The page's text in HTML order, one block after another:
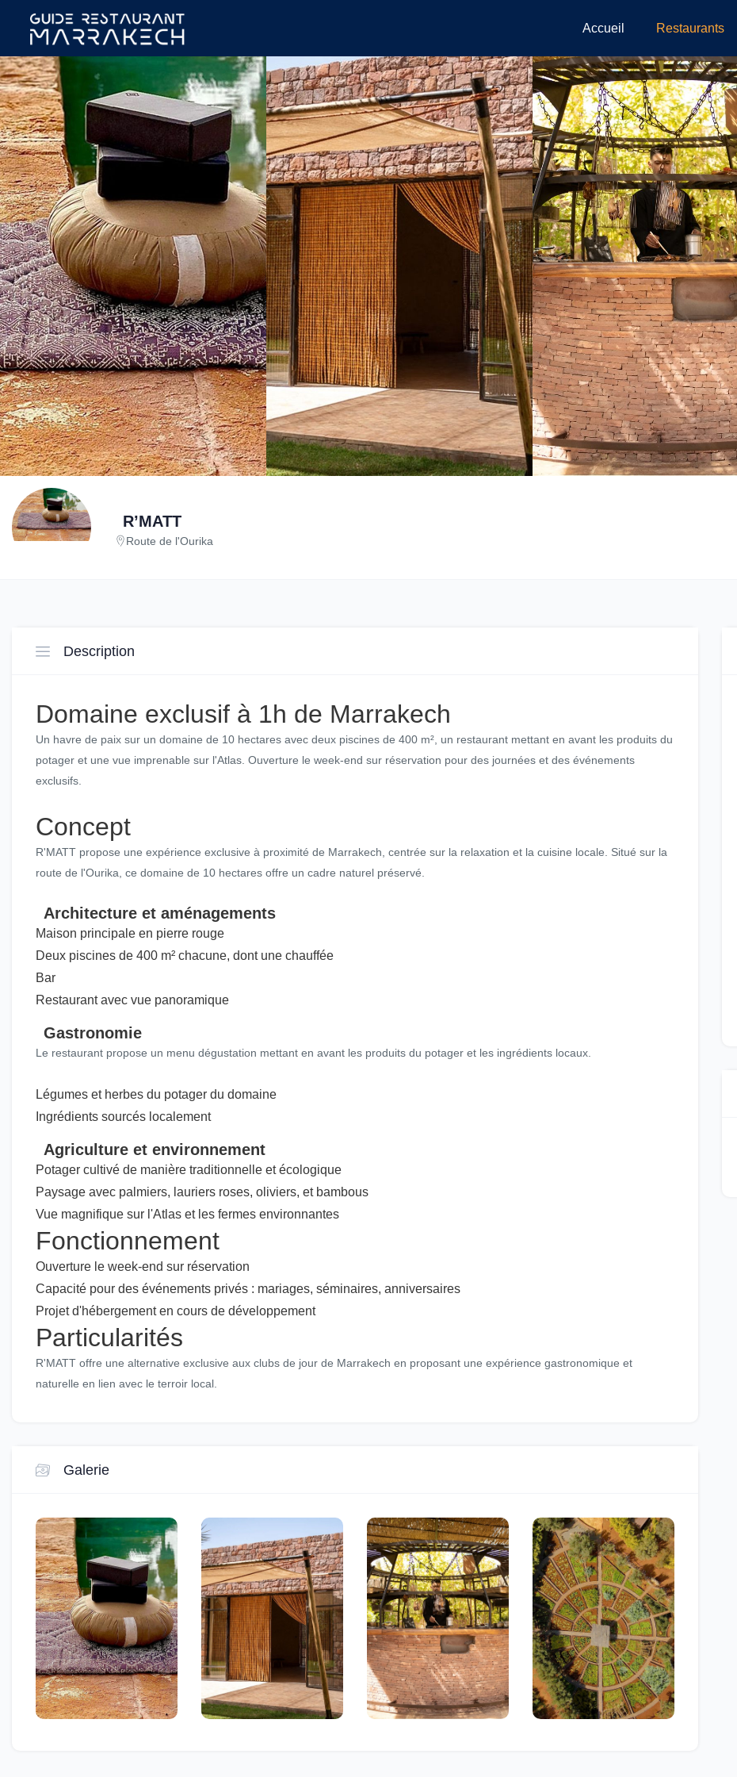
Accueil Restaurants
R’MATT
Route de l'Ourika
Description
Domaine exclusif à 1h de Marrakech
Un havre de paix sur un domaine de 10 hectares avec deux piscines de 400 m², un restaurant mettant en avant les produits du
potager et une vue imprenable sur l'Atlas. Ouverture le week-end sur réservation pour des journées et des événements
exclusifs.
Concept
R'MATT propose une expérience exclusive à proximité de Marrakech, centrée sur la relaxation et la cuisine locale. Situé sur la
route de l'Ourika, ce domaine de 10 hectares offre un cadre naturel préservé.
Architecture et aménagements
Maison principale en pierre rouge
Deux piscines de 400 m² chacune, dont une chauffée
Bar
Restaurant avec vue panoramique
Gastronomie
Le restaurant propose un menu dégustation mettant en avant les produits du potager et les ingrédients locaux.
Légumes et herbes du potager du domaine
Ingrédients sourcés localement
Agriculture et environnement
Potager cultivé de manière traditionnelle et écologique
Paysage avec palmiers, lauriers roses, oliviers, et bambous
Vue magnifique sur l'Atlas et les fermes environnantes
Fonctionnement
Ouverture le week-end sur réservation
Capacité pour des événements privés : mariages, séminaires, anniversaires
Projet d'hébergement en cours de développement
Particularités
R'MATT offre une alternative exclusive aux clubs de jour de Marrakech en proposant une expérience gastronomique et
naturelle en lien avec le terroir local.
Galerie